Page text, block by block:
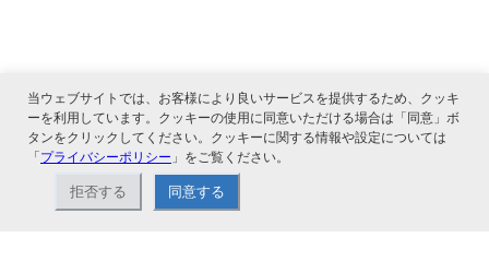
関連サービス
当ウェブサイトでは、お客様により良いサービスを提供するため、クッキ
ーを利用しています。クッキーの使用に同意いただける場合は「同意」ボ
タンをクリックしてください。クッキーに関する情報や設定については
「プライバシーポリシー 」をご覧ください。
拒否する 同意する